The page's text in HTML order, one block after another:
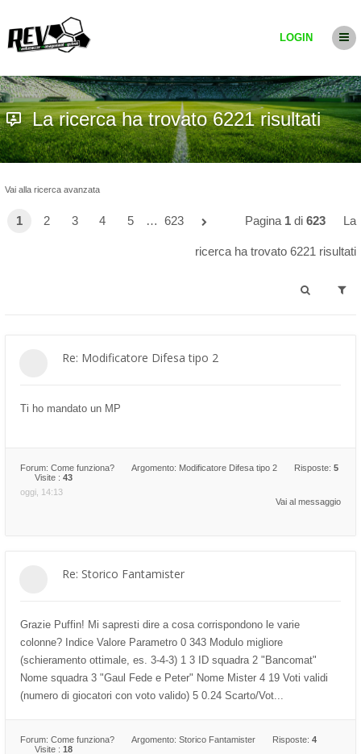
LOGIN
La ricerca ha trovato 6221 risultati
Vai alla ricerca avanzata
1 2 3 4 5 … 623 Pagina 1 di 623 La
ricerca ha trovato 6221 risultati
Re: Modificatore Difesa tipo 2
Ti ho mandato un MP
Forum: Come funziona? Argomento: Modificatore Difesa tipo 2 Risposte: 5
Visite : 43
oggi, 14:13
Vai al messaggio
Re: Storico Fantamister
Grazie Puffin! Mi sapresti dire a cosa corrispondono le varie
colonne? Indice Valore Parametro 0 343 Modulo migliore
(schieramento ottimale, es. 3-4-3) 1 3 ID squadra 2 "Bancomat"
Nome squadra 3 "Gaul Fede e Peter" Nome Mister 4 19 Voti validi
(numero di giocatori con voto valido) 5 0.24 Scarto/Vot...
Forum: Come funziona? Argomento: Storico Fantamister Risposte: 4
Visite : 18